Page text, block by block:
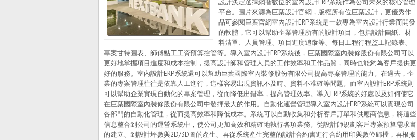
設計決定選擇網智數位的室內設計ERP系統作為公司未來的核心管理
平台。圖片來源為巨葉設計官網，版權所有位巨葉設計，更優秀作
品可參閱巨葉官網室內設計ERP系統是一款專為室內設計行業而開發
的軟體，它可以幫助企業管理所有的設計項目，包括設計圖紙、材
料清單、人員管理、項目進度追蹤等、每日工程行程監工記錄表、
專案甘特圖表、師傅點工工資預算控管等。導入室內設計ERP系統後，巨葉國際室內裝修股份有限公司可以
更好地掌握項目進度和成本控制，提高設計師和管理人員的工作效率和工作品質，同時也能夠為客戶提供更
好的服務。室內設計ERP系統還可以幫助巨葉國際室內裝修股份有限公司提高專案管理的能力。在過去，企
業的專案管理往往是依靠人工進行，這樣容易出現資訊不及時、資料不准確等問題。而室內設計ERP系統則
可以幫助企業實現自動化的專案管理，從而降低出錯率，提高管理效率。導入ERP系統的好處以及如何使它
在巨葉國際室內裝修股份有限公司中發揮最大的作用。自動化運營管理導入室內設計ERP系統可以實現公司
各部門的自動化管理，從而提高效率和降低成本。系統可以自動收集和分析客戶訂單和供應商信息，將這些
信息整合到公司的運營系統中，使公司更加高效和精確地執行各項業務。從設計師規劃客戶專案預算需求書
的建立、到設計坪數與2D/3D圖的產生、再從系統產生完整的設計合約書進行合約用印與數位歸檔，再根據